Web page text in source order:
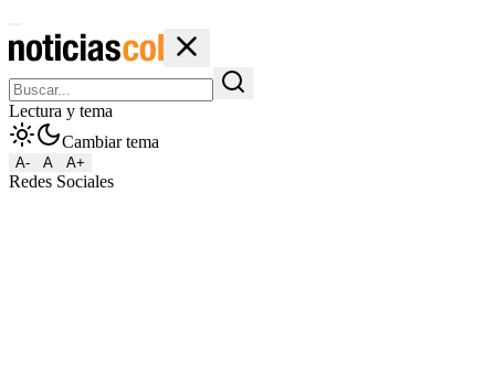
Lectura y tema
Cambiar tema
A- A A+
Redes Sociales